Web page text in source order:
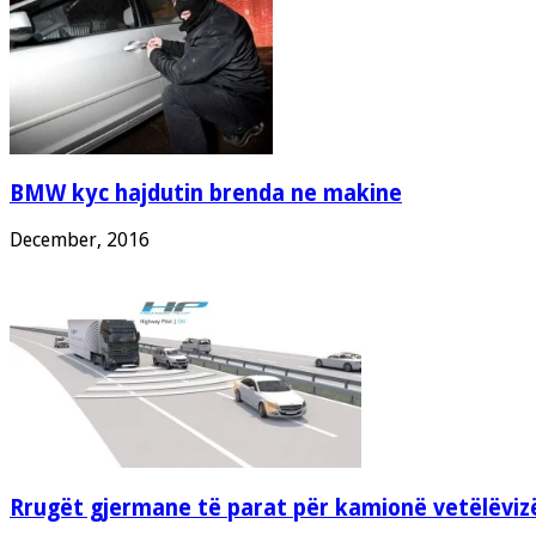
BMW kyc hajdutin brenda ne makine
December, 2016
Rrugët gjermane të parat për kamionë